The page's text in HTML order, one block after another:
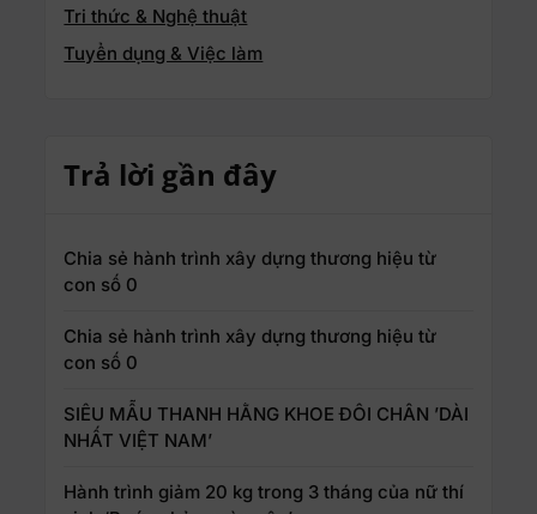
Tri thức & Nghệ thuật
Tuyển dụng & Việc làm
Trả lời gần đây
Chia sẻ hành trình xây dựng thương hiệu từ
con số 0
Chia sẻ hành trình xây dựng thương hiệu từ
con số 0
SIÊU MẪU THANH HẰNG KHOE ĐÔI CHÂN ’DÀI
NHẤT VIỆT NAM’
Hành trình giảm 20 kg trong 3 tháng của nữ thí